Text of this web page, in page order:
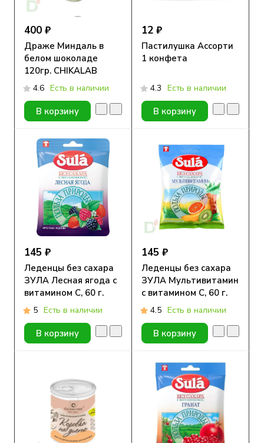
400 ₽
Драже Миндаль в
белом шоколаде
120гр. CHIKALAB
4.6 Есть в наличии
В корзину
12 ₽
Пастилушка Ассорти
1 конфета
4.3 Есть в наличии
В корзину
145 ₽
Леденцы без сахара
ЗУЛА Лесная ягода с
витамином С, 60 г.
5 Есть в наличии
В корзину
145 ₽
Леденцы без сахара
ЗУЛА Мультивитамин
с витамином С, 60 г.
4.5 Есть в наличии
В корзину